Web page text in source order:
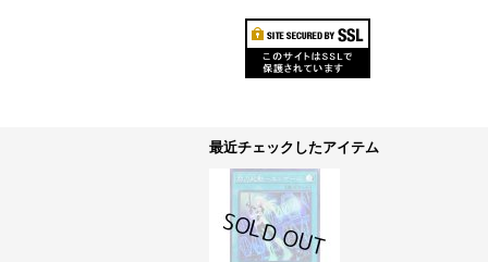
最近チェックしたアイテム